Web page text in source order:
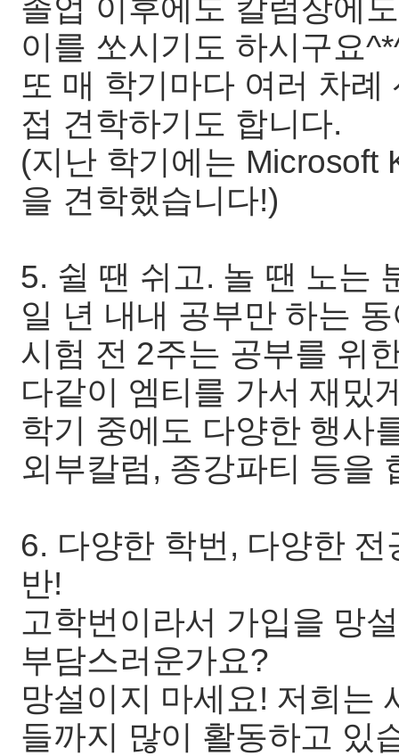
졸업 이후에도 칼럼장에
이를 쏘시기도 하시구요
또 매 학기마다 여러 차
접 견학하기도 합니다.
(지난 학기에는 Microsoft
을 견학했습니다!)
5. 쉴 땐 쉬고. 놀 땐 노는
일 년 내내 공부만 하는
시험 전 2주는 공부를 위
다같이 엠티를 가서 재밌
학기 중에도 다양한 행사
외부칼럼, 종강파티 등을
6. 다양한 학번, 다양한
반!
고학번이라서 가입을 망
부담스러운가요?
망설이지 마세요! 저희는
들까지 많이 활동하고 있